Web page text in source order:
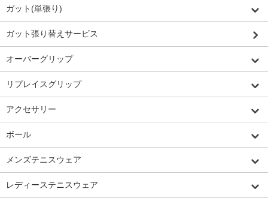
ガット(単張り)
ガット張り替えサービス
オーバーグリップ
リプレイスグリップ
アクセサリー
ボール
メンズテニスウェア
レディーステニスウェア